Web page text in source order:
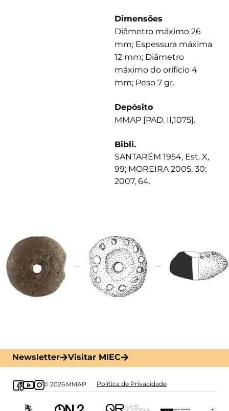
Dimensões
Diâmetro máximo 26
mm; Espessura máxima
12 mm; Diâmetro
máximo do orifício 4
mm; Peso 7 gr.
Depósito
MMAP [PAD. II,1075].
Bibli.
SANTARÉM 1954, Est. X,
99; MOREIRA 2005, 30;
2007, 64.
Newsletter Visitar MIEC
© 2026 MMAP Política de Privacidade